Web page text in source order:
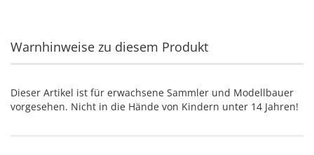
Warnhinweise zu diesem Produkt
Dieser Artikel ist für erwachsene Sammler und Modellbauer
vorgesehen. Nicht in die Hände von Kindern unter 14 Jahren!